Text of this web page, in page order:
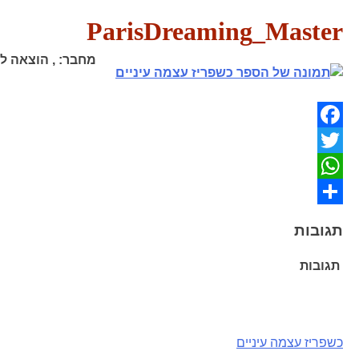
ParisDreaming_Master
מחבר: , הוצאה
Facebook
Twitter
WhatsApp
תגובות
תגובות
ניווט
כשפריז עצמה עיניים